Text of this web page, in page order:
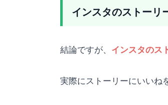
インスタのストーリ
結論ですが、 インスタのス
実際にストーリーにいいね